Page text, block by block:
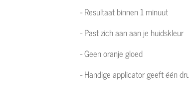
- Resultaat binnen 1 minuut
- Past zich aan aan je huidskleur
- Geen oranje gloed
- Handige applicator geeft één